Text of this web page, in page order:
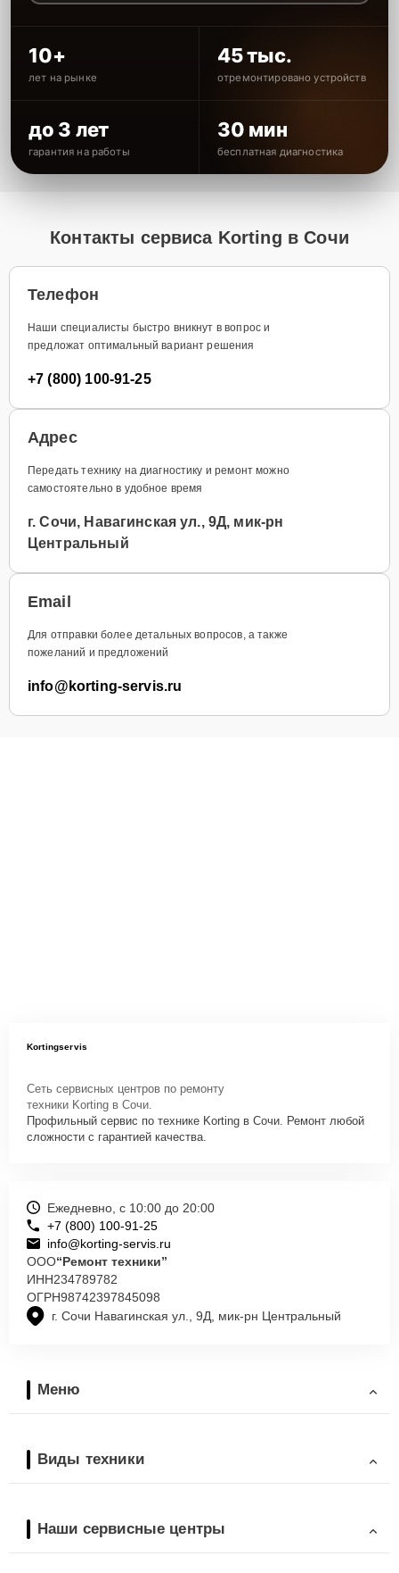
10+
лет на рынке
45 тыс.
отремонтировано устройств
до 3 лет
гарантия на работы
30 мин
бесплатная диагностика
Контакты сервиса Korting в Сочи
Телефон
Наши специалисты быстро вникнут в вопрос и
предложат оптимальный вариант решения
+7 (800) 100-91-25
Адрес
Передать технику на диагностику и ремонт можно
самостоятельно в удобное время
г. Сочи, Навагинская ул., 9Д, мик-рн
Центральный
Email
Для отправки более детальных вопросов, а также
пожеланий и предложений
info@korting-servis.ru
Kortingservis
Сеть сервисных центров по ремонту
техники Korting в Сочи.
Профильный сервис по технике Korting в Сочи. Ремонт любой
сложности с гарантией качества.
г. Сочи Навагинская ул., 9Д, мик-рн Центральный
Ежедневно, с 10:00 до 20:00
+7 (800) 100-91-25
info@korting-servis.ru
ООО“Ремонт техники”
ИНН234789782
ОГРН98742397845098
Меню
Виды техники
Наши сервисные центры